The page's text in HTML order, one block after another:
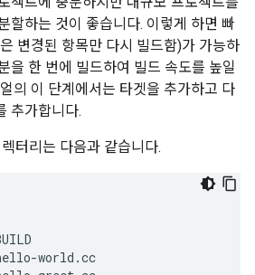
할하는 것이 좋습니다. 이렇게 하면 빠
변경된 항목만 다시 빌드함)가 가능하
을 한 번에 빌드하여 빌드 속도를 높일
의 이 단계에서는 타겟을 추가하고 다
추가합니다.
터리는 다음과 같습니다.
world.cc